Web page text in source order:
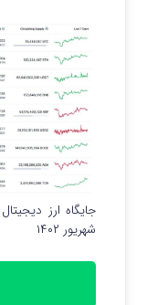
شهریور ۱۴۰۲